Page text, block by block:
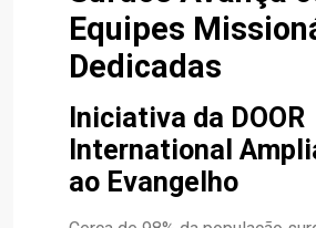
Equipes
Dedicadas
Iniciativa da DOOR
International
ao Evangelho